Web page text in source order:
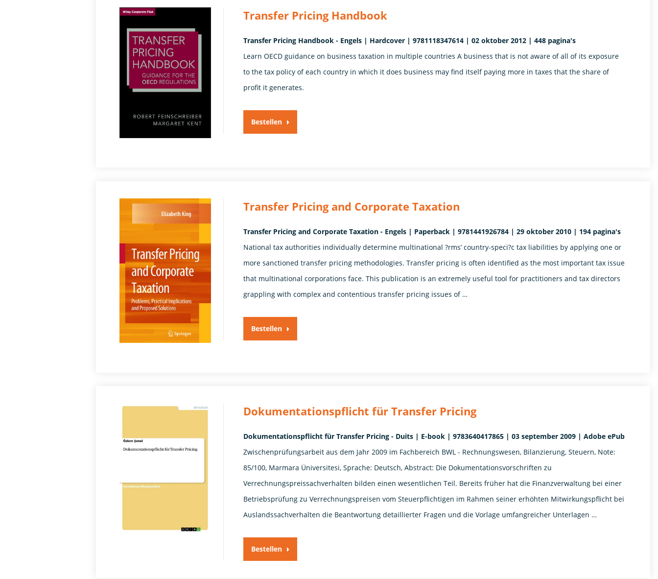
Transfer Pricing Handbook
Transfer Pricing Handbook - Engels | Hardcover | 9781118347614 | 02 oktober 2012 | 448 pagina's
Learn OECD guidance on business taxation in multiple countries A business that is not aware of all of its exposure
to the tax policy of each country in which it does business may find itself paying more in taxes that the share of
profit it generates.
Bestellen
Transfer Pricing and Corporate Taxation
Transfer Pricing and Corporate Taxation - Engels | Paperback | 9781441926784 | 29 oktober 2010 | 194 pagina's
National tax authorities individually determine multinational ?rms’ country-speci?c tax liabilities by applying one or
more sanctioned transfer pricing methodologies. Transfer pricing is often identified as the most important tax issue
that multinational corporations face. This publication is an extremely useful tool for practitioners and tax directors
grappling with complex and contentious transfer pricing issues of …
Bestellen
Dokumentationspflicht für Transfer Pricing
Dokumentationspflicht für Transfer Pricing - Duits | E-book | 9783640417865 | 03 september 2009 | Adobe ePub
Zwischenprüfungsarbeit aus dem Jahr 2009 im Fachbereich BWL - Rechnungswesen, Bilanzierung, Steuern, Note:
85/100, Marmara Üniversitesi, Sprache: Deutsch, Abstract: Die Dokumentationsvorschriften zu
Verrechnungspreissachverhalten bilden einen wesentlichen Teil. Bereits früher hat die Finanzverwaltung bei einer
Betriebsprüfung zu Verrechnungspreisen vom Steuerpflichtigen im Rahmen seiner erhöhten Mitwirkungspflicht bei
Auslandssachverhalten die Beantwortung detaillierter Fragen und die Vorlage umfangreicher Unterlagen …
Bestellen